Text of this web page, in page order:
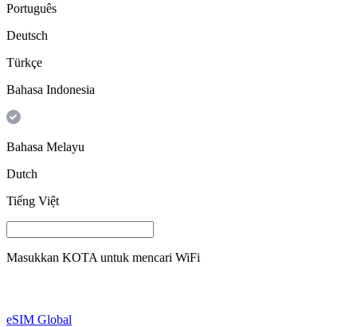
Português
Deutsch
Türkçe
Bahasa Indonesia
Bahasa Melayu
Dutch
Tiếng Việt
Masukkan KOTA untuk mencari WiFi
eSIM Global